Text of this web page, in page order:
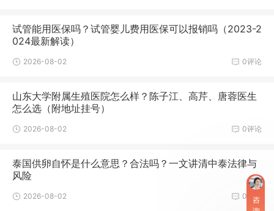
试管能用医保吗？试管婴儿费用医保可以报销吗（2023-2
024最新解读）
0评论
2026-08-02
山东大学附属生殖医院怎么样？陈子江、高芹、唐蓉医生
怎么选（附地址挂号）
0评论
2026-08-02
泰国供卵自怀是什么意思？合法吗？一文讲清中泰法律与
风险
0评论
2026-08-02
咨